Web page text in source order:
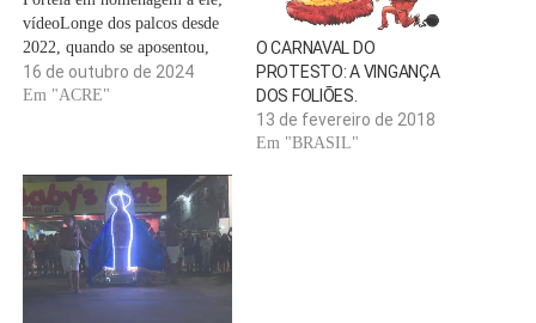
vídeoLonge dos palcos desde
2022, quando se aposentou,
Milton Nascimento é tema do
samba e homenageado pela
o Sol que faz a Portela…
16 de outubro de 2024
Em "ACRE"
O CARNAVAL DO
PROTESTO: A VINGANÇA
DOS FOLIÕES.
13 de fevereiro de 2018
Em "BRASIL"